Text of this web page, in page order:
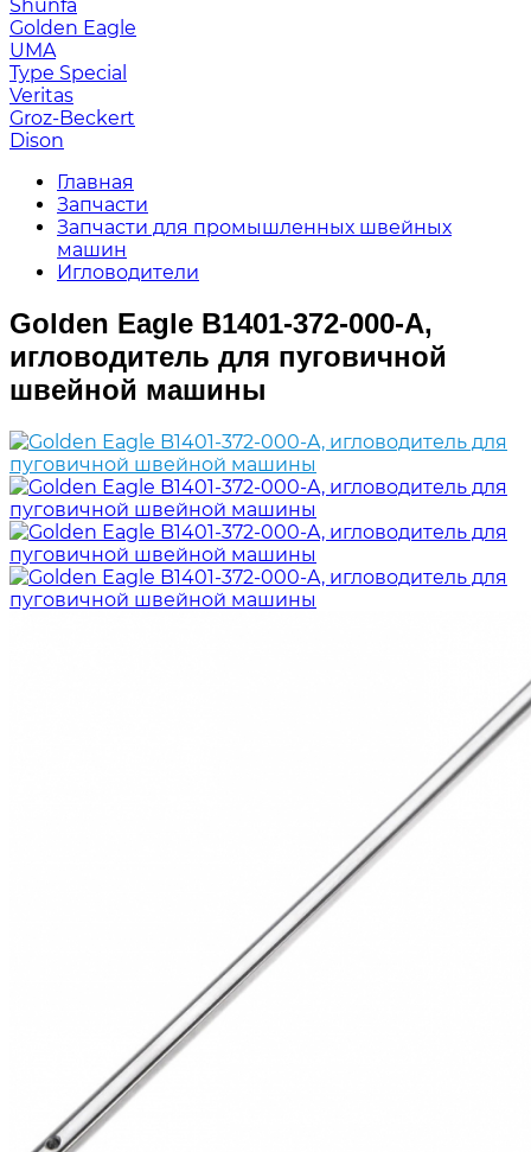
Shunfa
Golden Eagle
UMA
Type Special
Veritas
Groz-Beckert
Dison
Главная
Запчасти
Запчасти для промышленных швейных
машин
Игловодители
Golden Eagle B1401-372-000-A,
игловодитель для пуговичной
швейной машины